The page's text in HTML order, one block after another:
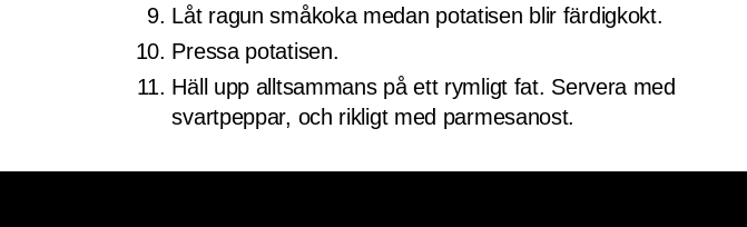
Låt ragun småkoka medan potatisen blir färdigkokt.
Pressa potatisen.
Häll upp alltsammans på ett rymligt fat. Servera med
svartpeppar, och rikligt med parmesanost.